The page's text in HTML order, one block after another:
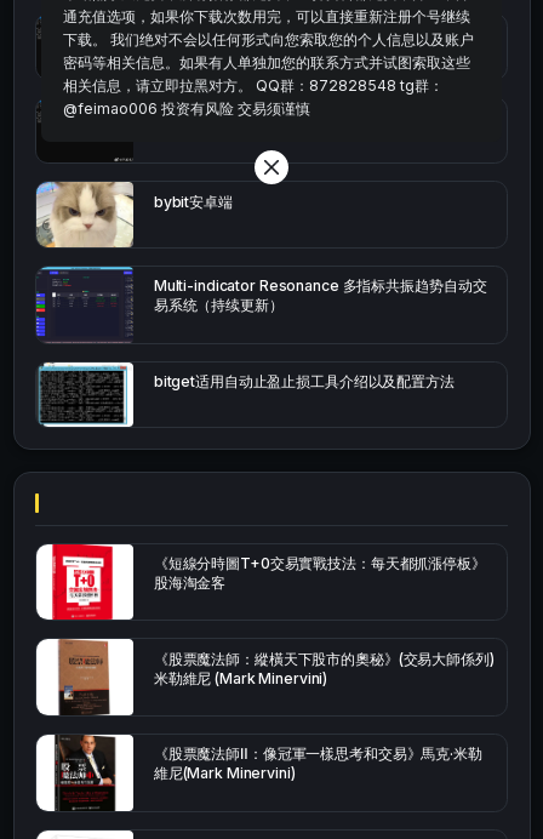
统计涨跌幅的python代码
okx的短线量化的免费版本
bybit安卓端
Multi-indicator Resonance 多指标共振趋势自动交
易系统（持续更新）
bitget适用自动止盈止损工具介绍以及配置方法
《短線分時圖T+0交易實戰技法：每天都抓漲停板》
股海淘金客
《股票魔法師：縱橫天下股市的奧秘》(交易大師係列)
米勒維尼 (Mark Minervini)
《股票魔法師Ⅱ：像冠軍一樣思考和交易》馬克·米勒
維尼(Mark Minervini)
通充值选项，如果你下载次数用完，可以直接重新注册个号继续
下载。 我们绝对不会以任何形式向您索取您的个人信息以及账户
密码等相关信息。如果有人单独加您的联系方式并试图索取这些
相关信息，请立即拉黑对方。 QQ群：872828548 tg群：
@feimao006 投资有风险 交易须谨慎